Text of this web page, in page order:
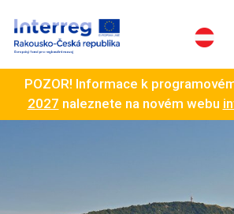
POZOR! Informace k
2027 naleznete na novém webu